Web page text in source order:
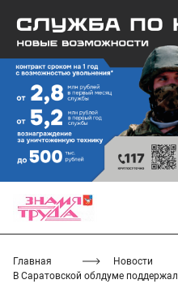
Главная
Новости
В Саратовской облдуме